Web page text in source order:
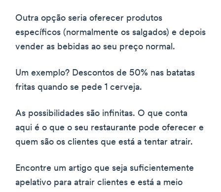
Outra opção seria oferecer produtos
específicos (normalmente os salgados) e depois
vender as bebidas ao seu preço normal.
Um exemplo? Descontos de 50% nas batatas
fritas quando se pede 1 cerveja.
As possibilidades são infinitas. O que conta
aqui é o que o seu restaurante pode oferecer e
quem são os clientes que está a tentar atrair.
Encontre um artigo que seja suficientemente
apelativo para atrair clientes e está a meio